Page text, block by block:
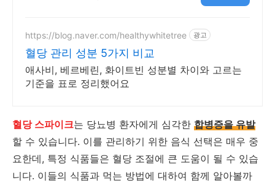
https://blog.naver.com/healthywhitetree 광고
혈당 관리 성분 5가지 비교
애사비, 베르베린, 화이트빈 성분별 차이와 고르는
기준을 표로 정리했어요
혈당 스파이크는 당뇨병 환자에게 심각한 합병증을 유발
할 수 있습니다. 이를 관리하기 위한 음식 선택은 매우 중
요한데, 특정 식품들은 혈당 조절에 큰 도움이 될 수 있습
니다. 이들의 식품과 먹는 방법에 대하여 함께 알아볼까